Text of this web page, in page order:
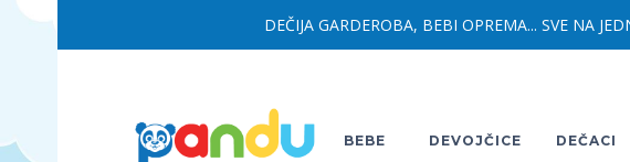
DEČIJA GARDEROBA, BEBI OPREMA... SVE NA
BEBE DEVOJČICE DEČACI